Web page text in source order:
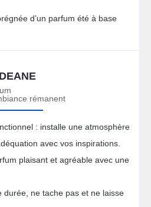
d’un parfum été à base
rémanent
: installe une atmosphère
avec vos inspirations.
plaisant et agréable avec une
durée, ne tache pas et ne laisse